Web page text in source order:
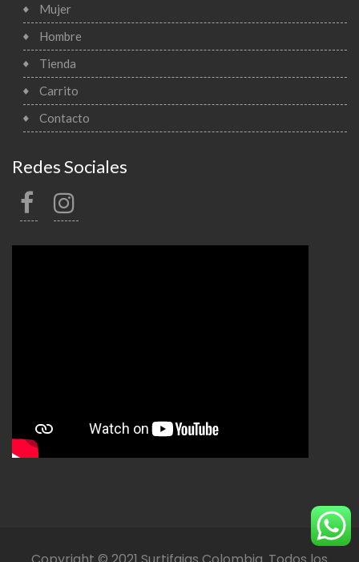
Mujer
Hombre
Tienda
Carrito
Contacto
Redes Sociales